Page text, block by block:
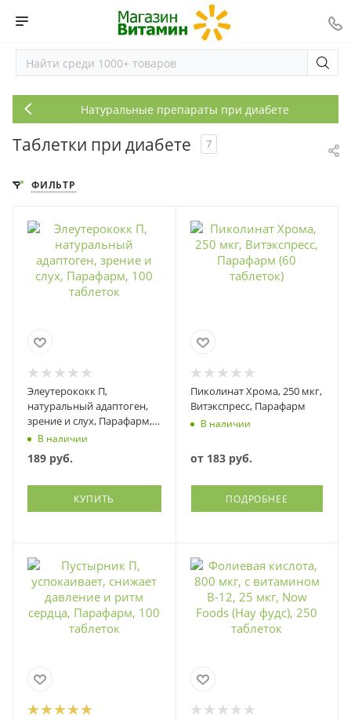
Натуральные препараты при диабете
Таблетки при диабете 7
ФИЛЬТР
Элеутерококк П,
натуральный адаптоген,
зрение и слух, Парафарм,
100 таблеток
В наличии
189 руб.
КУПИТЬ
Пиколинат Хрома, 250 мкг,
Витэкспресс, Парафарм
В наличии
от 183 руб.
ПОДРОБНЕЕ